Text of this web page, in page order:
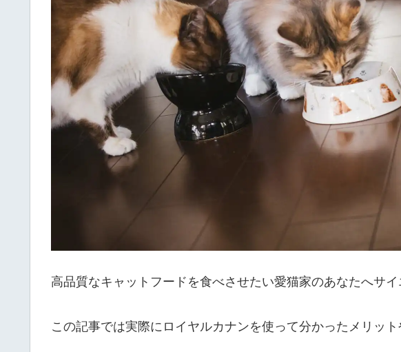
高品質なキャットフードを食べさせたい愛猫家のあなたへサ
この記事では実際にロイヤルカナンを使って分かったメリット